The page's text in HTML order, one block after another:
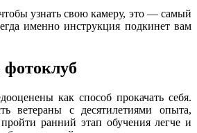
узнать свою камеру, это — самый
именно инструкция подкинет вам
фотоклуб
как способ прокачать себя.
ветераны с десятилетиями опыта,
ранний этап обучения легче и